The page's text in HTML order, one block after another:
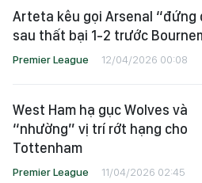
Arteta kêu gọi Arsenal “đứng
sau thất bại 1-2 trước
Premier League 12/04/2026 00:08
West Ham hạ gục Wolves và
“nhường” vị trí rớt hạng cho
Tottenham
Premier League 11/04/2026 02:45